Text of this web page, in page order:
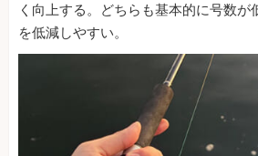
く向上する。どちらも基本的に号数が
を低減しやすい。